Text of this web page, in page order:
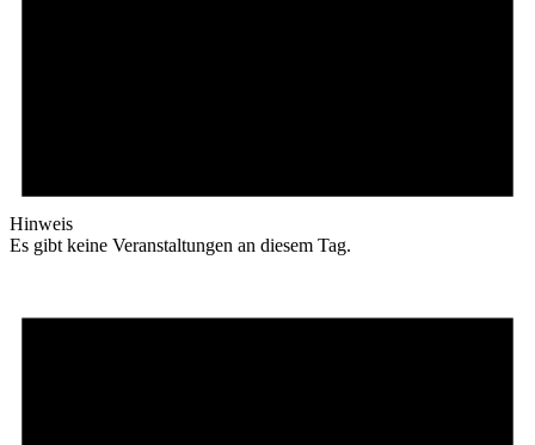
Hinweis
Es gibt keine Veranstaltungen an diesem Tag.